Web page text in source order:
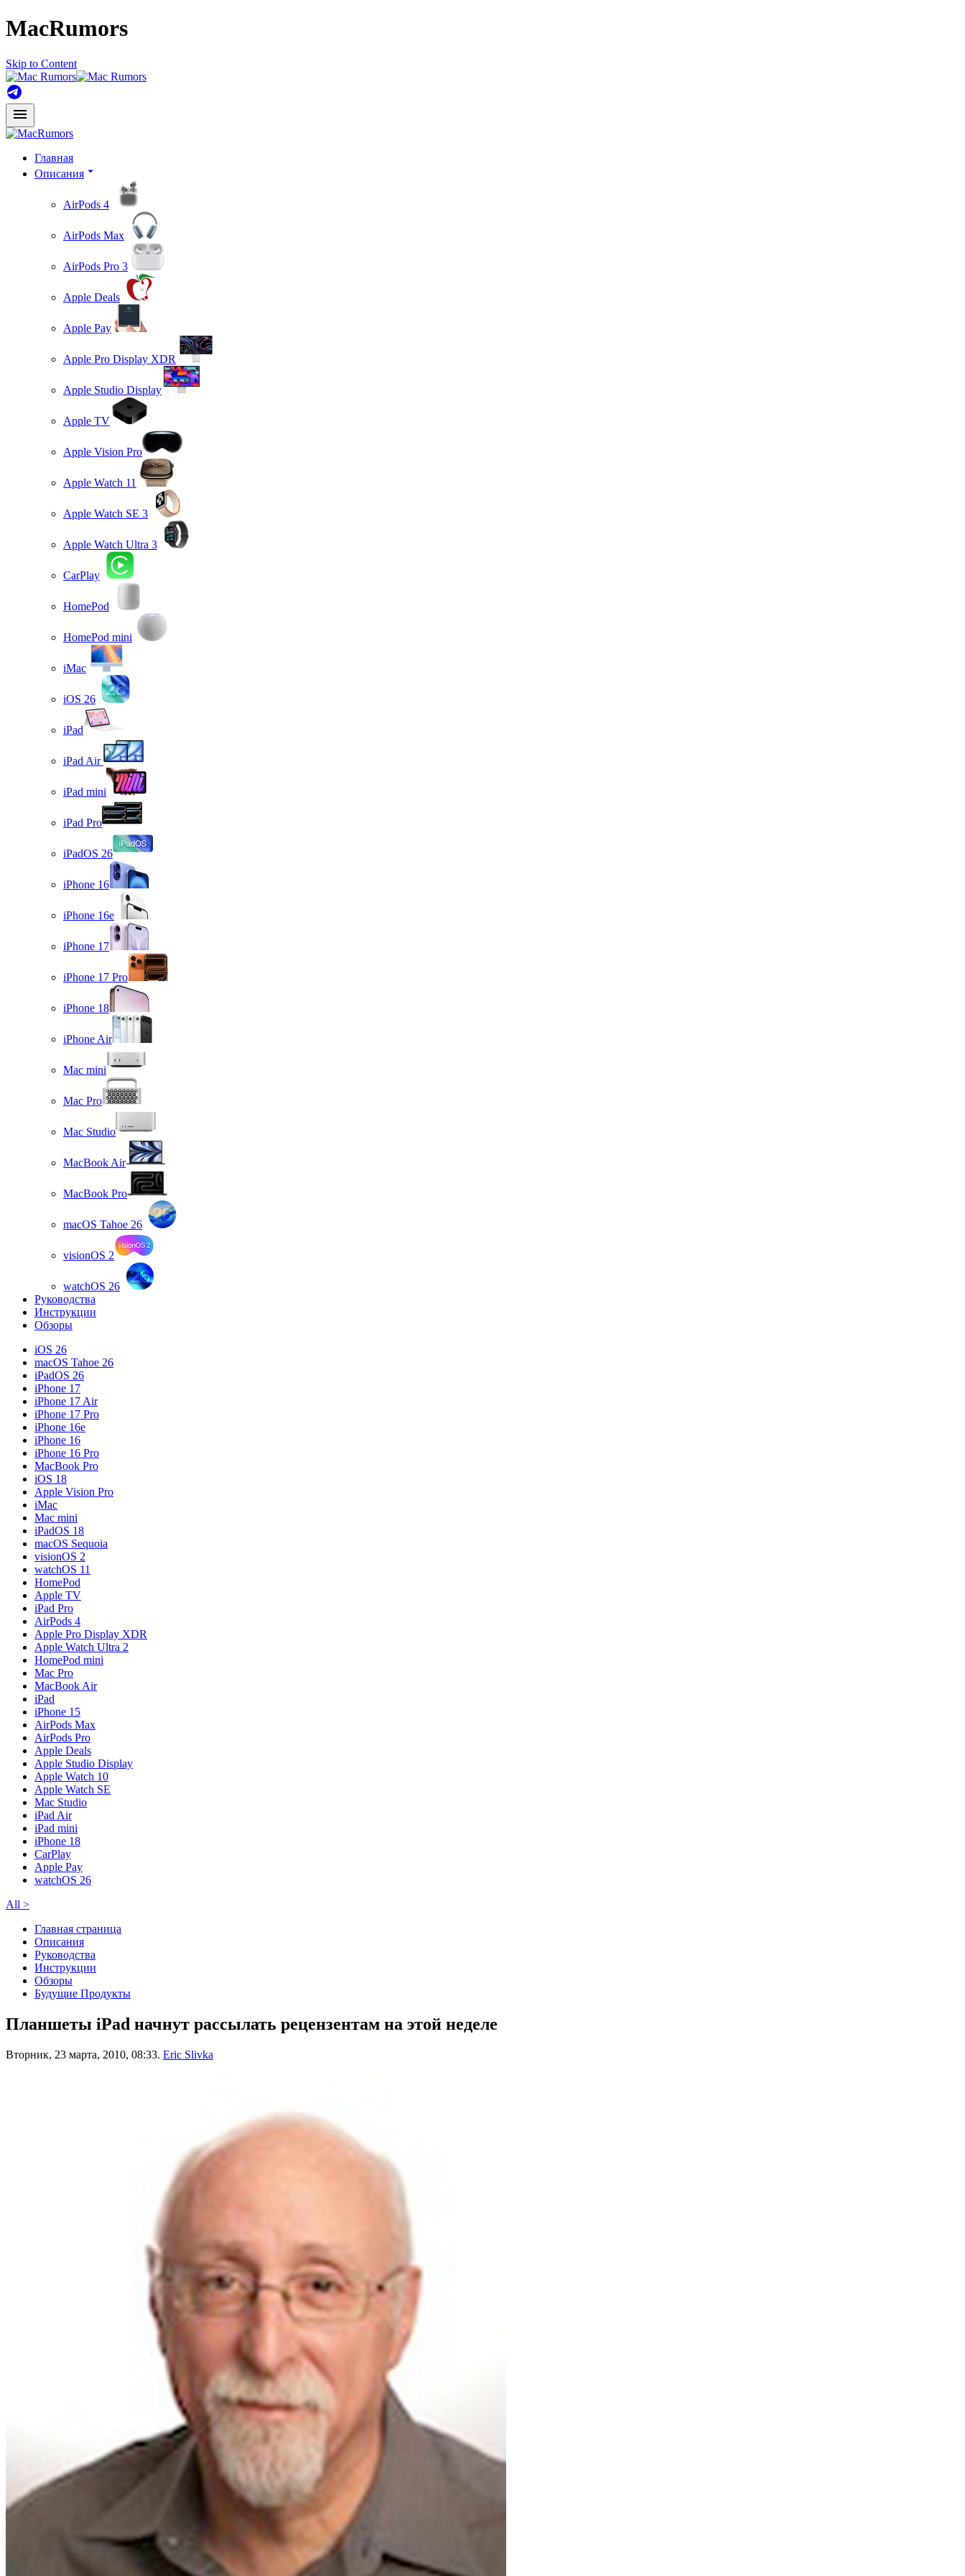
MacRumors
Skip to Content
Главная
Описания
AirPods 4
AirPods Max
AirPods Pro 3
Apple Deals
Apple Pay
Apple Pro Display XDR
Apple Studio Display
Apple TV
Apple Vision Pro
Apple Watch 11
Apple Watch SE 3
Apple Watch Ultra 3
CarPlay
HomePod
HomePod mini
iMac
iOS 26
iPad
iPad Air
iPad mini
iPad Pro
iPadOS 26
iPhone 16
iPhone 16e
iPhone 17
iPhone 17 Pro
iPhone 18
iPhone Air
Mac mini
Mac Pro
Mac Studio
MacBook Air
MacBook Pro
macOS Tahoe 26
visionOS 2
watchOS 26
Руководства
Инструкции
Обзоры
iOS 26
macOS Tahoe 26
iPadOS 26
iPhone 17
iPhone 17 Air
iPhone 17 Pro
iPhone 16e
iPhone 16
iPhone 16 Pro
MacBook Pro
iOS 18
Apple Vision Pro
iMac
Mac mini
iPadOS 18
macOS Sequoia
visionOS 2
watchOS 11
HomePod
Apple TV
iPad Pro
AirPods 4
Apple Pro Display XDR
Apple Watch Ultra 2
HomePod mini
Mac Pro
MacBook Air
iPad
iPhone 15
AirPods Max
AirPods Pro
Apple Deals
Apple Studio Display
Apple Watch 10
Apple Watch SE
Mac Studio
iPad Air
iPad mini
iPhone 18
CarPlay
Apple Pay
watchOS 26
All >
Главная страница
Описания
Руководства
Инструкции
Обзоры
Будущие Продукты
Планшеты iPad начнут рассылать рецензентам на этой неделе
Вторник, 23 марта, 2010, 08:33. Eric Slivka